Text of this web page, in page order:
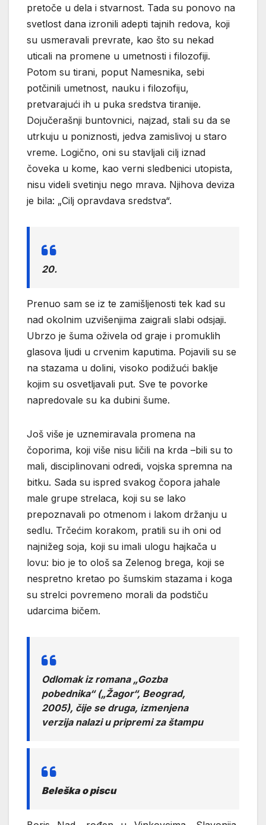
pretoče u dela i stvarnost. Tada su ponovo na
svetlost dana izronili adepti tajnih redova, koji
su usmeravali prevrate, kao što su nekad
uticali na promene u umetnosti i filozofiji.
Potom su tirani, poput Namesnika, sebi
potčinili umetnost, nauku i filozofiju,
pretvarajući ih u puka sredstva tiranije.
Dojučerašnji buntovnici, najzad, stali su da se
utrkuju u poniznosti, jedva zamislivoj u staro
vreme. Logično, oni su stavljali cilj iznad
čoveka u kome, kao verni sledbenici utopista,
nisu videli svetinju nego mrava. Njihova deviza
je bila: „Cilj opravdava sredstva“.
20.
Prenuo sam se iz te zamišljenosti tek kad su
nad okolnim uzvišenjima zaigrali slabi odsjaji.
Ubrzo je šuma oživela od graje i promuklih
glasova ljudi u crvenim kaputima. Pojavili su se
na stazama u dolini, visoko podižući baklje
kojim su osvetljavali put. Sve te povorke
napredovale su ka dubini šume.
Još više je uznemiravala promena na
čoporima, koji više nisu ličili na krda –bili su to
mali, disciplinovani odredi, vojska spremna na
bitku. Sada su ispred svakog čopora jahale
male grupe strelaca, koji su se lako
prepoznavali po otmenom i lakom držanju u
sedlu. Trčećim korakom, pratili su ih oni od
najnižeg soja, koji su imali ulogu hajkača u
lovu: bio je to ološ sa Zelenog brega, koji se
nespretno kretao po šumskim stazama i koga
su strelci povremeno morali da podstiču
udarcima bičem.
Odlomak iz romana „Gozba
pobednika“ („Žagor“, Beograd,
2005), čije se druga, izmenjena
verzija nalazi u pripremi za štampu
Beleška o piscu